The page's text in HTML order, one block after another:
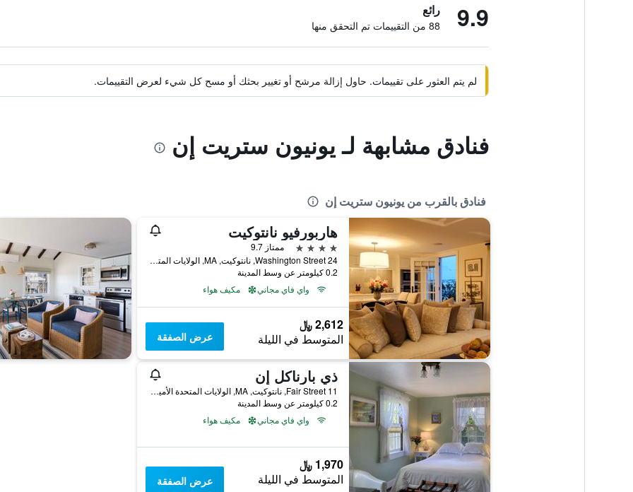
9.9 رائع
88 من التقييمات تم التحقق منها
لم يتم العثور على تقييمات. حاول إزالة مرشح أو تغيير بحثك أو مسح كل شيء لعرض التقييمات.
فنادق مشابهة لـ يونيون ستريت إن
فنادق بالقرب من يونيون ستريت إن
هاربورفيو نانتوكيت
4 نجوم
ممتاز 9.7
24 Washington Street, نانتوكيت, MA, الولايات المتحدة الأميريكية
0.2 كيلومتر عن وسط المدينة
واي فاي مجاني
مكيف هواء
2,612 ﷼
المتوسط في الليلة عرض الصفقة
ذي بارناكل إن
11 Fair Street, نانتوكيت, MA, الولايات المتحدة الأميريكية
0.2 كيلومتر عن وسط المدينة
واي فاي مجاني
مكيف هواء
1,970 ﷼
المتوسط في الليلة عرض الصفقة